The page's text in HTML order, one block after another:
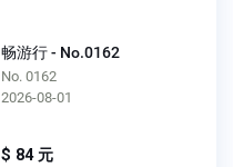
畅游行 - No.0162
No. 0162
2026-08-01
$ 84 元